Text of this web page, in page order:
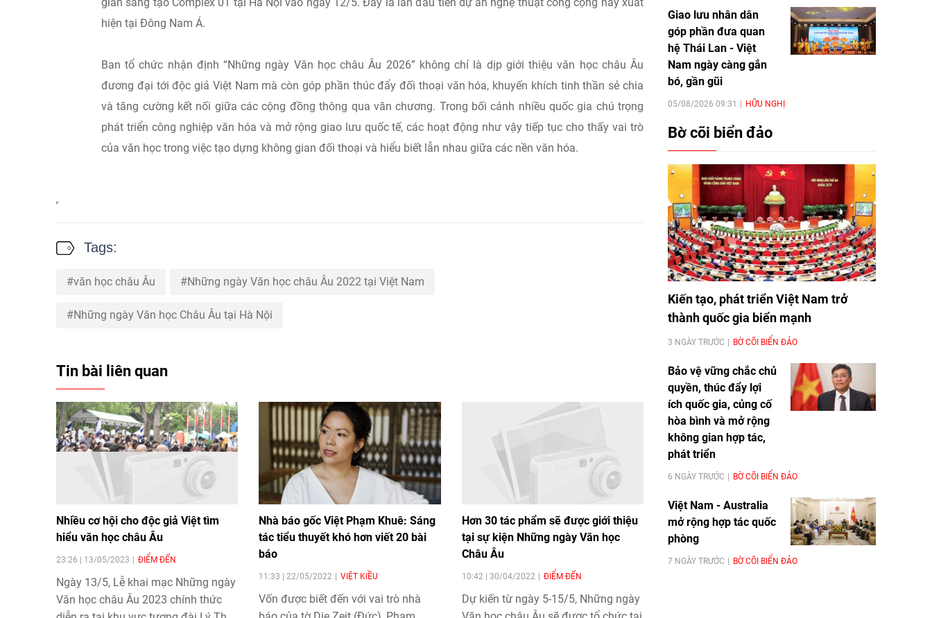
hiện tại Đông Nam Á.
Ban tổ chức nhận định “Những ngày Văn học châu Âu 2026” không chỉ là dịp giới thiệu văn học châu Âu
đương đại tới độc giả Việt Nam mà còn góp phần thúc đẩy đối thoại văn hóa, khuyến khích tinh thần sẻ chia
và tăng cường kết nối giữa các cộng đồng thông qua văn chương. Trong bối cảnh nhiều quốc gia chú trọng
phát triển công nghiệp văn hóa và mở rộng giao lưu quốc tế, các hoạt động như vậy tiếp tục cho thấy vai trò
của văn học trong việc tạo dựng không gian đối thoại và hiểu biết lẫn nhau giữa các nền văn hóa.
Tags:
văn học châu Âu Những ngày Văn học châu Âu 2022 tại Việt Nam
Những ngày Văn học Châu Âu tại Hà Nội
Tin bài liên quan
Nhiều cơ hội cho độc giả Việt tìm
hiểu văn học châu Âu
23:26 | 13/05/2023 ĐIỂM ĐẾN
Ngày 13/5, Lễ khai mạc Những ngày
Văn học châu Âu 2023 chính thức
Nhà báo gốc Việt Phạm Khuê: Sáng
tác tiểu thuyết khó hơn viết 20 bài
báo
11:33 | 22/05/2022 VIỆT KIỀU
Vốn được biết đến với vai trò nhà
Hơn 30 tác phẩm sẽ được giới thiệu
tại sự kiện Những ngày Văn học
Châu Âu
10:42 | 30/04/2022 ĐIỂM ĐẾN
Dự kiến từ ngày 5-15/5, Những ngày
Giao lưu nhân dân
góp phần đưa quan
hệ Thái Lan - Việt
Nam ngày càng gắn
bó, gần gũi
05/08/2026 09:31 HỮU NGHỊ
Bờ cõi biển đảo
Kiến tạo, phát triển Việt Nam trở
thành quốc gia biển mạnh
3 NGÀY TRƯỚC BỜ CÕI BIỂN ĐẢO
Bảo vệ vững chắc chủ
quyền, thúc đẩy lợi
ích quốc gia, củng cố
hòa bình và mở rộng
không gian hợp tác,
phát triển
6 NGÀY TRƯỚC BỜ CÕI BIỂN ĐẢO
Việt Nam - Australia
mở rộng hợp tác quốc
phòng
7 NGÀY TRƯỚC BỜ CÕI BIỂN ĐẢO